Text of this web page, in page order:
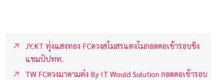
JY.KT ทุ่งแสงทอง FCควงสโมสรแตงโมกอดคอเข้ารอบชิง
แชมป์ปทท.
TW FCควงมาดามต๋ง By IT Would Sulution กอดคอเข้ารอบ